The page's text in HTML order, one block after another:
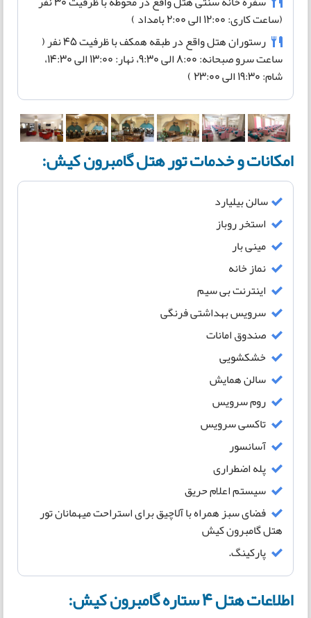
(ساعت کاری: 12:00 الی 2:00 بامداد )
رستوران هتل واقع در طبقه همکف با ظرفیت 45 نفر (
ساعت سرو صبحانه: 8:00 الی 9:30، نهار: 13:00 الی 14:30،
شام: 19:30 الی 23:00 )
امکانات و خدمات تور هتل گامبرون کیش:
سالن بیلیارد
استخر روباز
مینی بار
نماز خانه
اینترنت بی سیم
سرویس بهداشتی فرنگی
صندوق امانات
خشکشویی
سالن همایش
روم سرویس
تاکسی سرویس
آسانسور
پله اضطراری
سیستم اعلام حریق
فضای سبز همراه با آلاچیق برای استراحت میهمانان تور
هتل گامبرون کیش
پارکینگ.
اطلاعات هتل 4 ستاره گامبرون کیش: